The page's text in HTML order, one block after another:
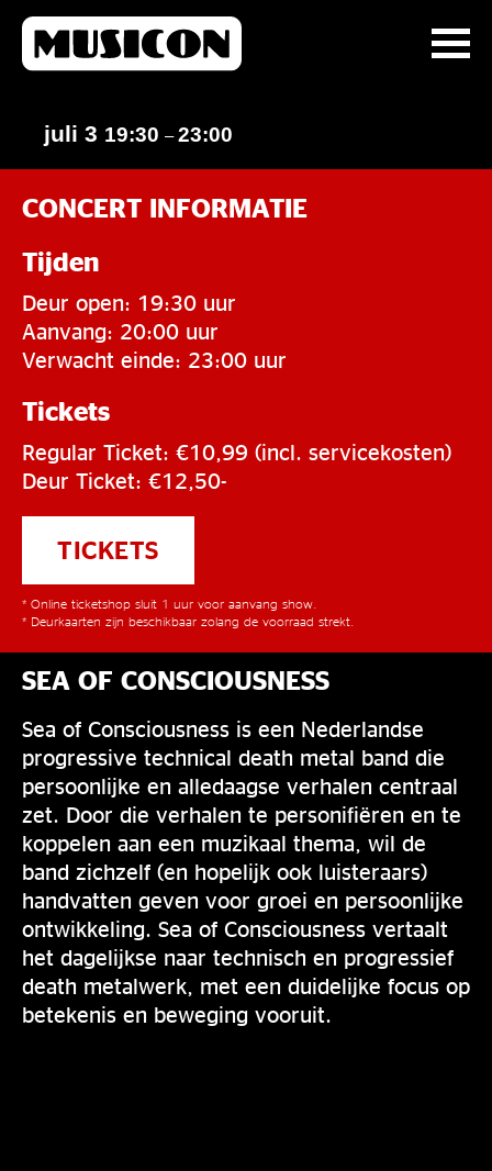
juli 3 19:30 –23:00
CONCERT INFORMATIE
Tijden
Deur open: 19:30 uur
Aanvang: 20:00 uur
Verwacht einde: 23:00 uur
Tickets
Regular Ticket: €10,99 (incl. servicekosten)
Deur Ticket: €12,50-
TICKETS
* Online ticketshop sluit 1 uur voor aanvang show.
* Deurkaarten zijn beschikbaar zolang de voorraad strekt.
SEA OF CONSCIOUSNESS
Sea of Consciousness is een Nederlandse
progressive technical death metal band die
persoonlijke en alledaagse verhalen centraal
zet. Door die verhalen te personifiëren en te
koppelen aan een muzikaal thema, wil de
band zichzelf (en hopelijk ook luisteraars)
handvatten geven voor groei en persoonlijke
ontwikkeling. Sea of Consciousness vertaalt
het dagelijkse naar technisch en progressief
death metalwerk, met een duidelijke focus op
betekenis en beweging vooruit.